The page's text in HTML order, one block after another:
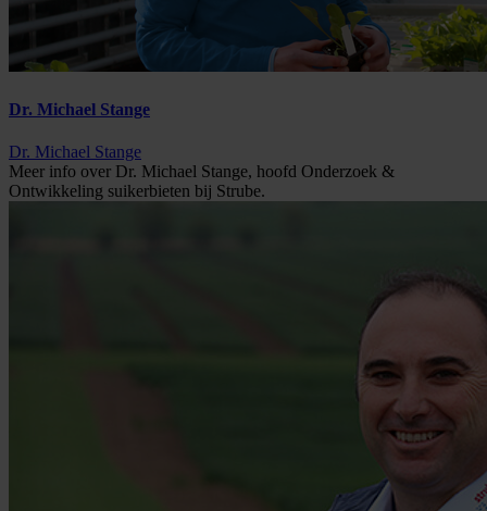
Dr. Michael Stange
Dr. Michael Stange
Meer info over Dr. Michael Stange, hoofd Onderzoek &
Ontwikkeling suikerbieten bij Strube.